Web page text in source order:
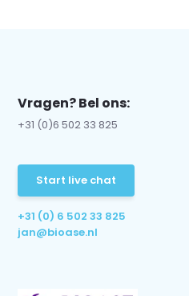
Vragen? Bel ons:
+31 (0)6 502 33 825
Start live chat
+31 (0) 6 502 33 825
jan@bioase.nl